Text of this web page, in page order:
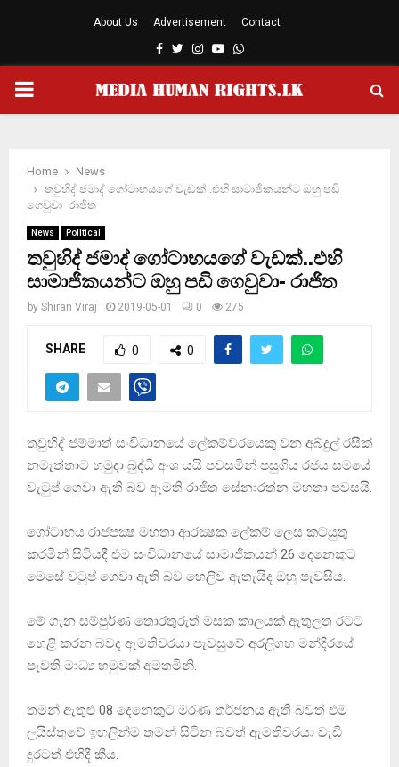
About Us Advertisement Contact
Facebook
TwitterInstagram
YoutubeWhatsapp
PRIMARY
Home
News
තවුහිද් ජමාද් ගෝටාභයගේ වැඩක්..එහි සාමාජිකයන්ට ඔහු පඩි
ගෙවුවා- රාජිත
News Political
තවුහිද් ජමාද් ගෝටාභයගේ වැඩක්..එහි
සාමාජිකයන්ට ඔහු පඩි ගෙවුවා- රාජිත
by Shiran Viraj 2019-05-01 0 275
SHARE 0 0
තවුහිද් ජම්මාත් සංවිධානයේ ලේකම්වරයෙකු වන අබ්දුල් රසීක්
නමැත්තාට හමුදා බුද්ධි අංශ යයි පවසමින් පසුගිය රජය සමයේ
වැටුප් ගෙවා ඇති බව ඇමති රාජිත සේනාරත්න මහතා පවසයි.
ගෝටාභය රාජපක්‍ෂ මහතා ආරක්‍ෂක ලේකම් ලෙස කටයුතු
කරමින් සිටියදී එම සංවිධානයේ සාමාජිකයන් 26 දෙනෙකුට
මෙසේ වටුප් ගෙවා ඇති බව හෙලිව ඇතැයිද ඔහු පැවසීය.
මේ ගැන සම්පුර්ණ තොරතුරුත් මසක කාලයක් ඇතුලත රටට
හෙළි කරන බවද ඇමතිවරයා පැවසුවේ අරලිගහ මන්දිරයේ
පැවති මාධ්‍ය හමුවක් අමතමිනි.
තමන් ඇතුළු 08 දෙනෙකුට මරණ තර්ජනය ඇති බවත් එම
ලයිස්තුවේ ඉහලින්ම තමන් සිටින බවත් ඇමතිවරයා වැඩි
දුරටත් එහිදී කීය.